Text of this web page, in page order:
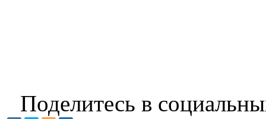
Поделитесь в